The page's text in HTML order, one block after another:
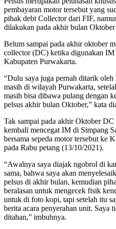
pembayaran motor tersebut yang
pihak debt Collector dari FIF,
dilakukan pada akhir bulan
Belum sampai pada akhir oktober
collector (DC) ketika digunakan
Kabupaten Purwakarta.
“Dulu saya juga pernah ditarik
masih di wilayah Purwakarta,
masih bisa dibawa pulang dengan
pelsus akhir bulan Oktober,” kata
Tak sampai pada akhir Oktober
kembali mencegat IM di Simpang
bersama sepeda motor tersebut ke
pada Rabu petang (13/10/2021).
“Awalnya saya diajak ngobrol di
sama, bahwa saya akan
pelsus di akhir bulan, kemudian
beralasan untuk mengecek fisik
untuk di foto kopi, tapi setelah itu
berita acara penyerahan unit. Saya
ditahan,” imbuhnya.